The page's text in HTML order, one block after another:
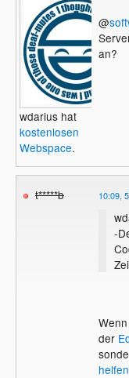
wdarius hat
kostenlosen
Webspace.
@
an?
t*****b 10:09,
-
der
helfen